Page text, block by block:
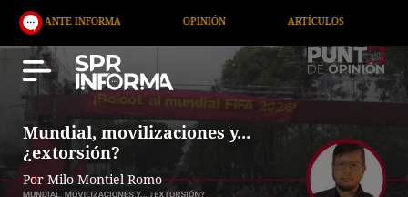
INFORMA OPINIÓN ARTÍCULOS ARTE /
Mundial, movilizaciones y...
¿extorsión?
Por Milo Montiel Romo